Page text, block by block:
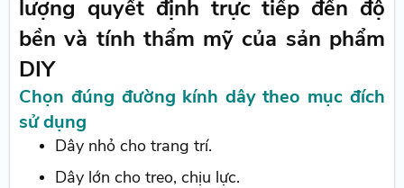
lượng quyết định trực tiếp đến độ
bền và tính thẩm mỹ của sản phẩm
DIY
Chọn đúng đường kính dây theo mục đích
sử dụng
Dây nhỏ cho trang trí.
Dây lớn cho treo, chịu lực.